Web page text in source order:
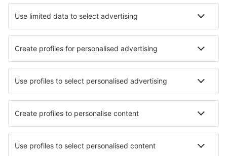
Hoteluri în Edinburgh Hoteluri în Newton Stewart
Hoteluri în Scarborough Hoteluri în Weymouth
Cele mai bune hoteluri - orașe
Hoteluri în Ogre Hoteluri în Nienstadt
Hoteluri în Fawnmore Hoteluri Chlumec Nad Cidlinou